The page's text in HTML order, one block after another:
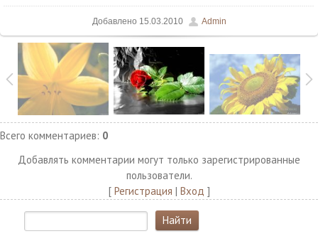
Добавлено 15.03.2010 Admin
Всего комментариев: 0
Добавлять комментарии могут только зарегистрированные
пользователи.
[ Регистрация | Вход ]